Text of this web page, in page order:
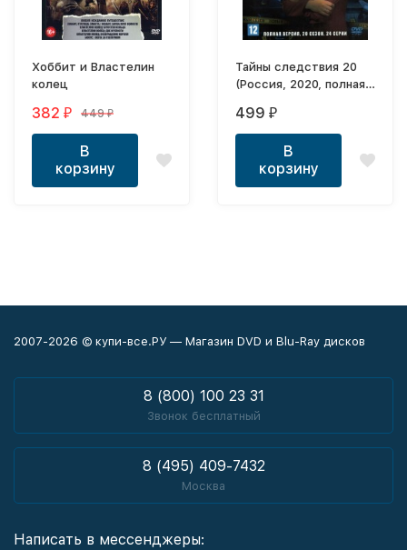
Хоббит и Властелин
колец
382 ₽ 449₽
В
корзину
Тайны следствия 20
(Россия, 2020, полная
499 ₽
В
корзину
2007-2026 © купи-все.РУ — Магазин DVD и Blu-Ray дисков
8 (800) 100 23 31
Звонок бесплатный
8 (495) 409-7432
Москва
Написать в мессенджеры: